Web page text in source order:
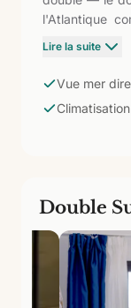
l'Atlantique
commodités.
cette catégorie.
Lire la suite
Vue mer
Climatisation
Double